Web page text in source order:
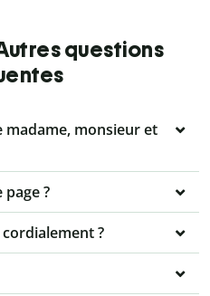
questions
madame, monsieur et
page ?
?